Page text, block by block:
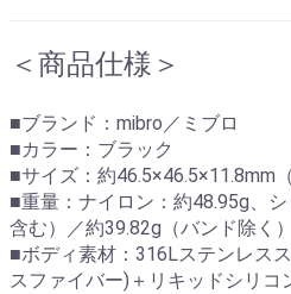
＜商品仕様＞
■ブランド：mibro／ミブロ
■カラー：ブラック
■サイズ：約46.5×46.5×11.8mm
■重量：ナイロン：約48.95g、
含む）／約39.82g（バンド除く）
■ボディ素材：316Lステンレス
スファイバー)＋リキッドシリコ